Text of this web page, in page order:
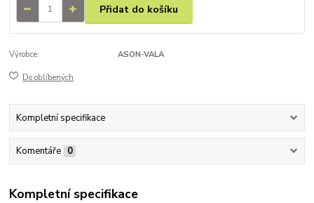
Přidat do košíku
Výrobce: ASON-VALA
Do oblíbených
Kompletní specifikace
Komentáře 0
Kompletní specifikace